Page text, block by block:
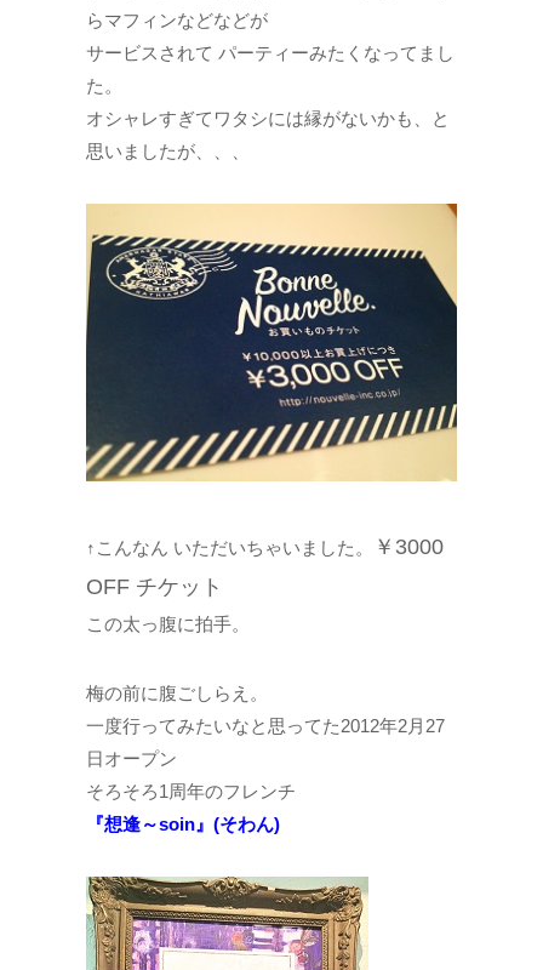
らマフィンなどなどが
サービスされて パーティーみたくなってまし
た。
オシャレすぎてワタシには縁がないかも、と
思いましたが、、、
↑こんなん いただいちゃいました。
￥3000
OFF チケット
この太っ腹に拍手。
梅の前に腹ごしらえ。
一度行ってみたいなと思ってた2012年2月27
日オープン
そろそろ1周年のフレンチ
『想逢～soin』(そわん)